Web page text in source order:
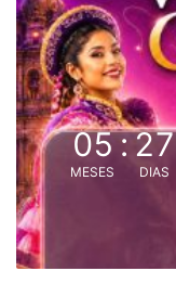
05
MESES
:27
DIAS